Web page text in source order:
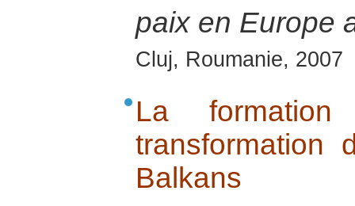
paix en Europe
Cluj, Roumanie, 2007
La
transformation
Balkans